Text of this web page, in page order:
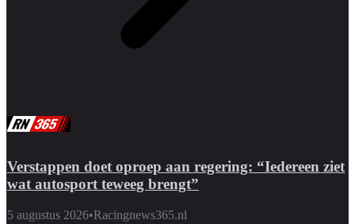
Verstappen doet oproep aan regering: “Iedereen ziet
wat autosport teweeg brengt”
5 augustus 2026•Racingnews365.nl